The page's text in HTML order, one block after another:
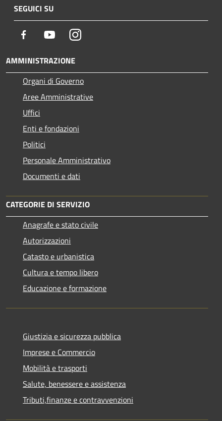
SEGUICI SU
Facebook YoutubeInstagram
AMMINISTRAZIONE
Organi di Governo
Aree Amministrative
Uffici
Enti e fondazioni
Politici
Personale Amministrativo
Documenti e dati
CATEGORIE DI SERVIZIO
Anagrafe e stato civile
Autorizzazioni
Catasto e urbanistica
Cultura e tempo libero
Educazione e formazione
Giustizia e sicurezza pubblica
Imprese e Commercio
Mobilità e trasporti
Salute, benessere e assistenza
Tributi,finanze e contravvenzioni